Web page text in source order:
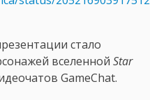
стало
вселенной Star
GameChat.